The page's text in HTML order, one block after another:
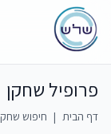
פרופיל שחקן
דף הבית | חיפוש